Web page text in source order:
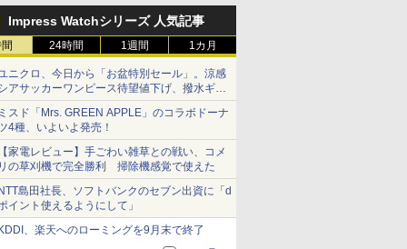
Impress Watchシリーズ 人気記事
24時間 1週間 1カ月
ニクロ、今日から「お盆特別セール」。涼感
アサッカーワンピース待望値下げ、撥水ギア
ョーツは1990円に
ミスド「Mrs. GREEN APPLE」のコラボドーナ
4種、いよいよ発売！
【家電レビュー】手ごわい雑草との戦い、コメ
リの草刈機で完全勝利 掃除機感覚で使えた
NTT島田社長、ソフトバンクのセブン出資に「d
イント使えるようにして」
KDDI、楽天へのローミングを9月末で終了